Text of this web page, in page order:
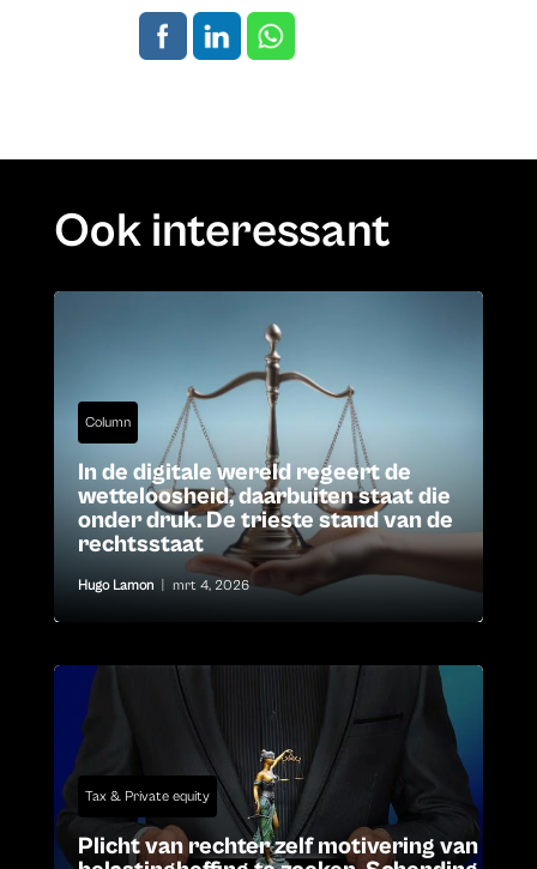
Ook interessant
Column
In de digitale wereld regeert de
wetteloosheid, daarbuiten staat die
onder druk. De trieste stand van de
rechtsstaat
Hugo Lamon mrt 4, 2026
Tax & Private equity
Plicht van rechter zelf motivering van